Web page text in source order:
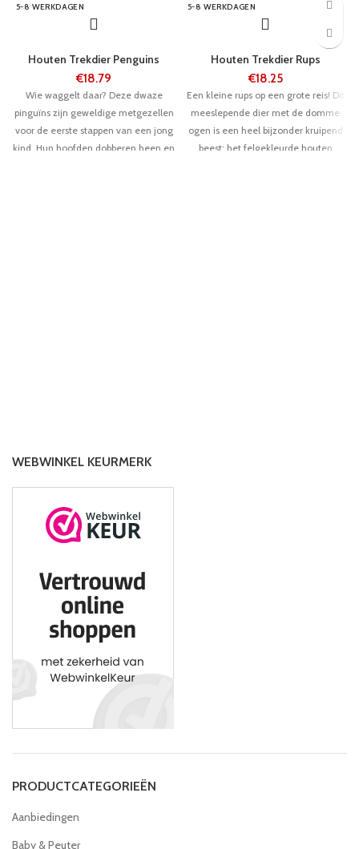
5-8 WERKDAGEN
Houten Trekdier Penguins
€18.79
Wie waggelt daar? Deze dwaze
pinguïns zijn geweldige metgezellen
voor de eerste stappen van een jong
kind. Hun hoofden dobberen heen en
5-8 WERKDAGEN
Houten Trekdier Rups
€18.25
Een kleine rups op een grote reis! Dit
meeslepende dier met de domme
ogen is een heel bijzonder kruipend
beest: het felgekleurde houten
WEBWINKEL KEURMERK
PRODUCTCATEGORIEËN
Aanbiedingen
Baby & Peuter